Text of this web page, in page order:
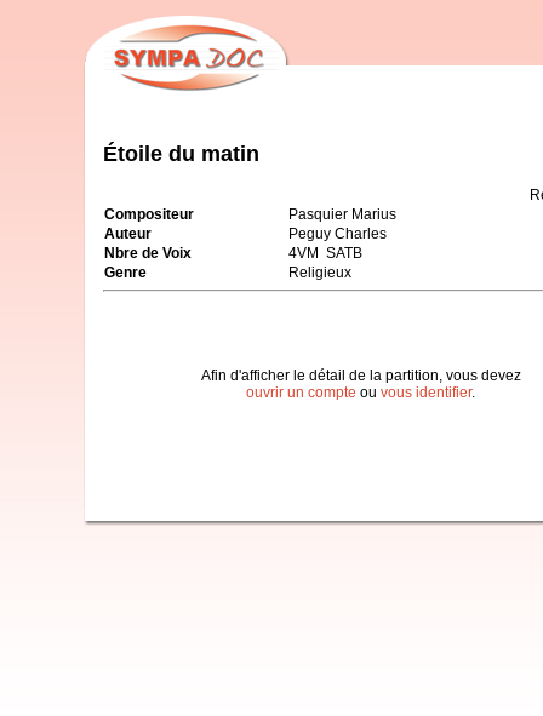
Étoile du matin
Compositeur
Pasquier Marius
Auteur
Peguy Charles
Nbre de Voix
4VM SATB
Genre
Religieux
Afin d'afficher le détail de la partition, vous devez
ouvrir un compte ou vous identifier.